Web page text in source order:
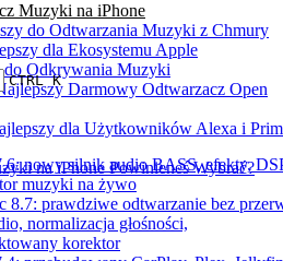
CTRL K
nowy silnik audio BASS, efekty,
muzyki na żywo
8.7: prawdziwe odtwarzanie bez
normalizacja głośności,
korektor
Muzyki na iPhone
do Odtwarzania Muzyki z Chmury
dla Ekosystemu Apple
Odkrywania Muzyki
Darmowy Odtwarzacz Open
dla Użytkowników Alexa i
na iPhone Powinieneś Wybrać?